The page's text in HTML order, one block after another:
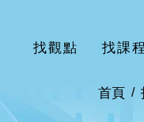
找觀點 找課程
首頁